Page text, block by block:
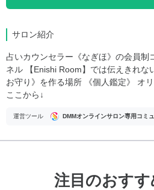
サロン紹介
占いカウンセラー《なぎほ》の会員制
ネル 【Enishi Room】では伝えきれな
お守り》を作る場所 《個人鑑定》 オ
ここから↓
運営ツール DMMオンラインサロン専用コミ
注目のおす